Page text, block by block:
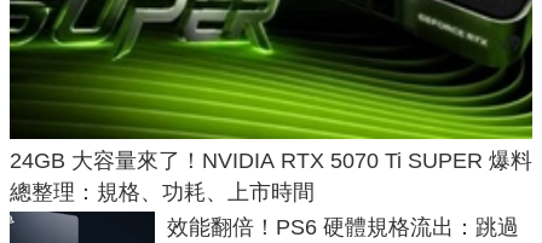
24GB 大容量來了！NVIDIA RTX 5070 Ti SUPER 爆料
總整理：規格、功耗、上市時間
效能翻倍！PS6 硬體規格流出：跳過